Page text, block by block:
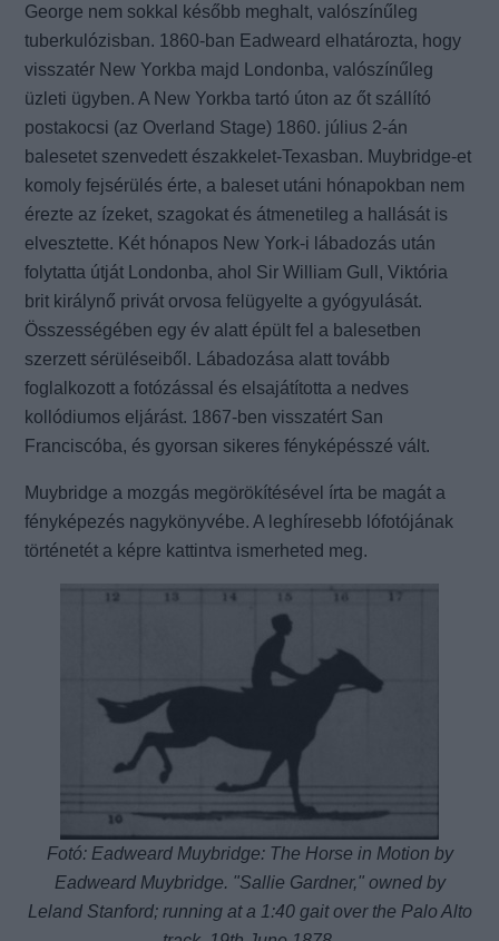
George nem sokkal később meghalt, valószínűleg
tuberkulózisban. 1860-ban Eadweard elhatározta, hogy
visszatér New Yorkba majd Londonba, valószínűleg
üzleti ügyben. A New Yorkba tartó úton az őt szállító
postakocsi (az Overland Stage) 1860. július 2-án
balesetet szenvedett északkelet-Texasban. Muybridge-et
komoly fejsérülés érte, a baleset utáni hónapokban nem
érezte az ízeket, szagokat és átmenetileg a hallását is
elvesztette. Két hónapos New York-i lábadozás után
folytatta útját Londonba, ahol Sir William Gull, Viktória
brit királynő privát orvosa felügyelte a gyógyulását.
Összességében egy év alatt épült fel a balesetben
szerzett sérüléseiből. Lábadozása alatt tovább
foglalkozott a fotózással és elsajátította a nedves
kollódiumos eljárást. 1867-ben visszatért San
Franciscóba, és gyorsan sikeres fényképésszé vált.
Muybridge a mozgás megörökítésével írta be magát a
fényképezés nagykönyvébe. A leghíresebb lófotójának
történetét a képre kattintva ismerheted meg.
Fotó: Eadweard Muybridge: The Horse in Motion by
Eadweard Muybridge. "Sallie Gardner," owned by
Leland Stanford; running at a 1:40 gait over the Palo Alto